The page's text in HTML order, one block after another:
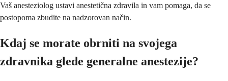
Vaš anesteziolog ustavi anestetična zdravila in vam pomaga, da se
postopoma zbudite na nadzorovan način.
Kdaj se morate obrniti na svojega
zdravnika glede generalne anestezije?